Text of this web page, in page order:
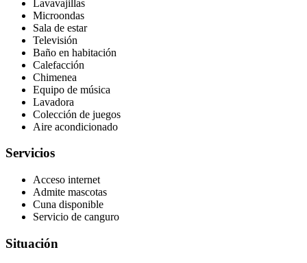
Lavavajillas
Microondas
Sala de estar
Televisión
Baño en habitación
Calefacción
Chimenea
Equipo de música
Lavadora
Colección de juegos
Aire acondicionado
Servicios
Acceso internet
Admite mascotas
Cuna disponible
Servicio de canguro
Situación